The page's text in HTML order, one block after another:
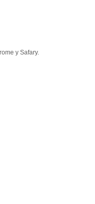
y Safary.